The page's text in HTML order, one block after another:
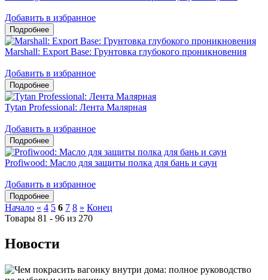
Добавить в избранное
Marshall: Export Base: Грунтовка глубокого проникновения
Добавить в избранное
Tytan Professional: Лента Малярная
Добавить в избранное
Profiwood: Масло для защиты полка для бань и саун
Добавить в избранное
Начало « 4 5 6 7 8 » Конец
Товары 81 - 96 из 270
Новости